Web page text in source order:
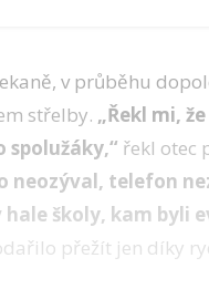
v průběhu
střelby. „Řekl mi,
řekl otec
neozýval, telefon
hale školy, kam byli
přežít jen díky